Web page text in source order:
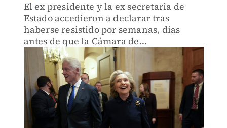
El ex presidente y la ex secretaria de
Estado accedieron a declarar tras
haberse resistido por semanas, días
antes de que la Cámara de
Representantes votara a favor de
declararlos en desacato.